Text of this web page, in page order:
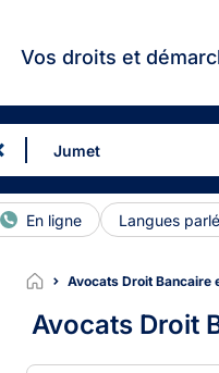
Vos droits et
En ligne Langues
Avocats Droit Bancaire
Avocats Droit